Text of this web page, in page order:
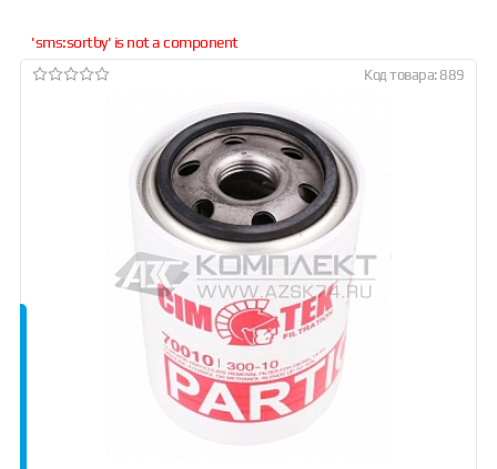
'sms:sortby' is not a component
Код товара: 889